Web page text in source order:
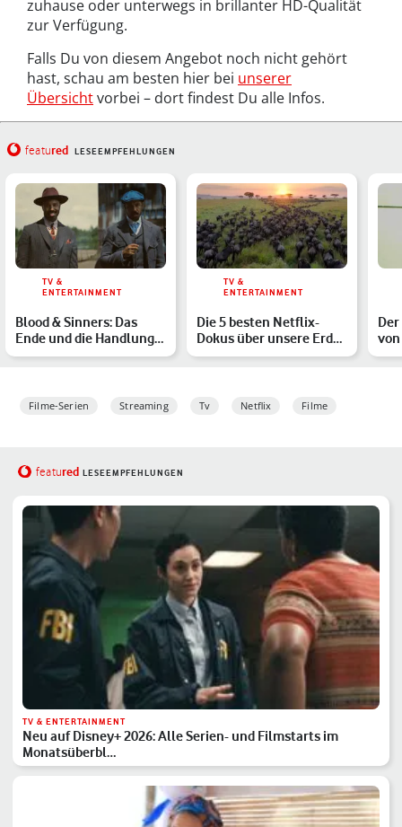
zuhause oder unterwegs in brillanter HD-Qualität
zur Verfügung.
Falls Du von diesem Angebot noch nicht gehört
hast, schau am besten hier bei unserer
Übersichtvorbei – dort findest Du alle Infos.
featured LESEEMPFEHLUNGEN
TV &
ENTERTAINMENT
Blood & Sinners: Das
Ende und die Handlung
des blutig-bluesigen V…
TV &
ENTERTAINMENT
Die 5 besten Netflix-
Dokus über unsere Erde:
Das Universum, Unser…
Filme-Serien Streaming Tv Netflix Filme
featured LESEEMPFEHLUNGEN
TV & ENTERTAINMENT
Neu auf Disney+ 2026: Alle Serien- und Filmstarts im
Monatsüberbl…